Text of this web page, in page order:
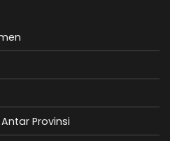
Provinsi